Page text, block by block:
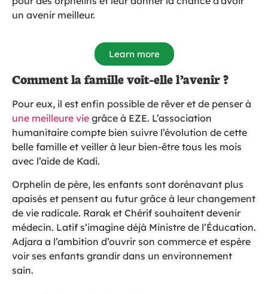
un avenir meilleur.
Learn more
Comment la famille voit-elle l’avenir ?
Pour eux, il est enfin possible de rêver et de penser à
une meilleure vie grâce à EZE. L’association
humanitaire compte bien suivre l’évolution de cette
belle famille et veiller à leur bien-être tous les mois
avec l’aide de Kadi.
Orphelin de père, les enfants sont dorénavant plus
apaisés et pensent au futur grâce à leur changement
de vie radicale. Rarak et Chérif souhaitent devenir
médecin. Latif s’imagine déjà Ministre de l’Éducation.
Adjara a l’ambition d’ouvrir son commerce et espère
voir ses enfants grandir dans un environnement
sain.